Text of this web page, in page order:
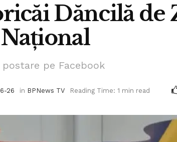
Dăncilă de
pe Facebook
26 in BPNews TV Reading Time: 1 min read